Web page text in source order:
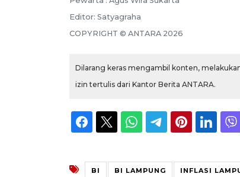
Editor: Satyagraha
COPYRIGHT © ANTARA 2026
Dilarang keras mengambil konten,
izin tertulis dari Kantor Berita ANTARA.
BI BI LAMPUNG INFLASI